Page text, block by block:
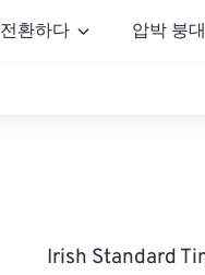
전환하다 압박 붕대
Irish Standard